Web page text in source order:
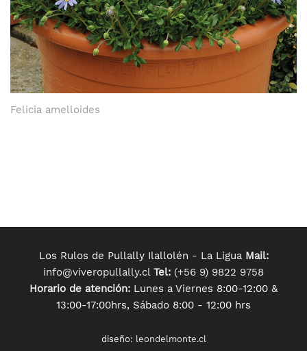
Felicia amelloides
Los Rulos de Pullally Ilallolén - La Ligua Mail:
info@viveropullally.cl Tel: (+56 9) 9822 9758
Horario de atención: Lunes a Viernes 8:00-12:00 &
13:00-17:00hrs, Sábado 8:00 - 12:00 hrs
diseño: leondelmonte.cl